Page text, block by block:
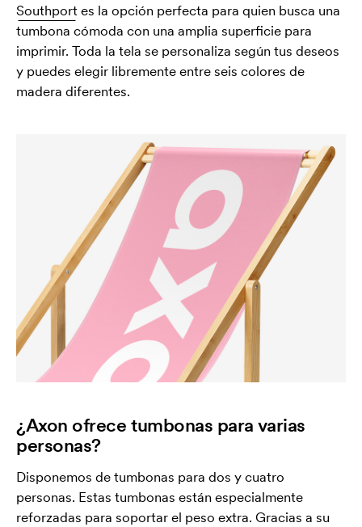
Southportes la opción perfecta para quien busca una
tumbona cómoda con una amplia superficie para
imprimir. Toda la tela se personaliza según tus deseos
y puedes elegir libremente entre seis colores de
madera diferentes.
¿Axon ofrece tumbonas para varias
personas?
Disponemos de tumbonas para dos y cuatro
personas. Estas tumbonas están especialmente
reforzadas para soportar el peso extra. Gracias a su